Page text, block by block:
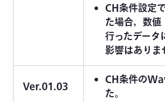
CH条件設定
た場合，数
行ったデータ
影響はありま
Ver.01.03
CH条件の
た。